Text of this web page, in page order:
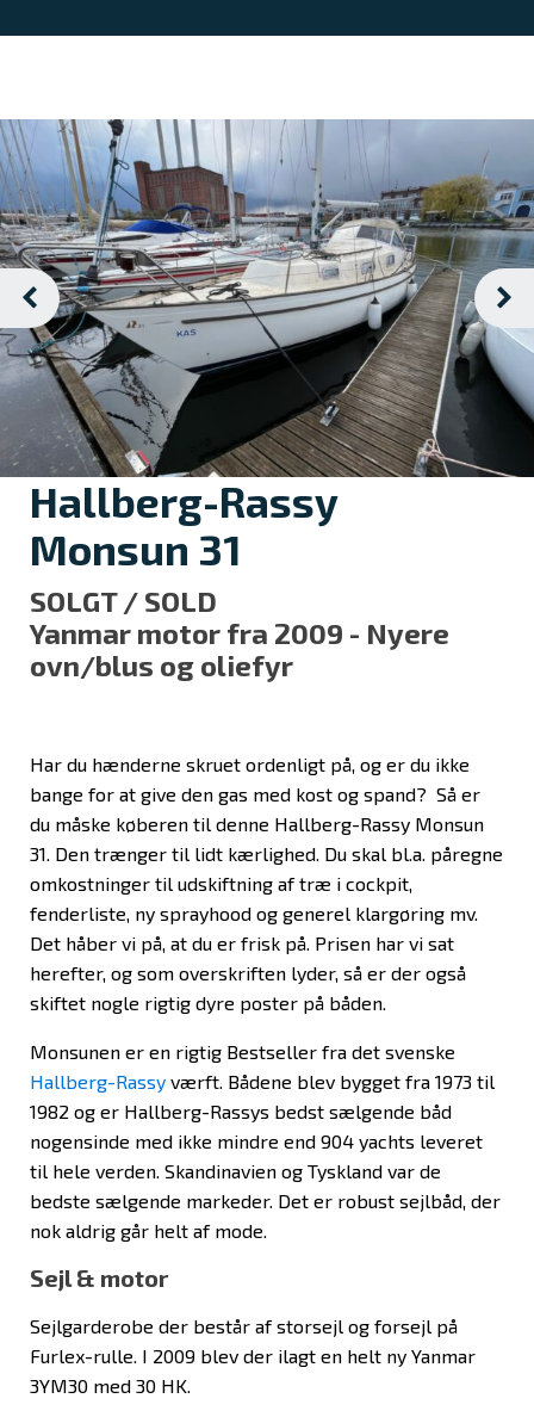
Hallberg-Rassy
Monsun 31
SOLGT / SOLD
Yanmar motor fra 2009 - Nyere
ovn/blus og oliefyr
Har du hænderne skruet ordenligt på, og er du ikke
bange for at give den gas med kost og spand? Så er
du måske køberen til denne Hallberg-Rassy Monsun
31. Den trænger til lidt kærlighed. Du skal bl.a. påregne
omkostninger til udskiftning af træ i cockpit,
fenderliste, ny sprayhood og generel klargøring mv.
Det håber vi på, at du er frisk på. Prisen har vi sat
herefter, og som overskriften lyder, så er der også
skiftet nogle rigtig dyre poster på båden.
Monsunen er en rigtig Bestseller fra det svenske
Hallberg-Rassy værft. Bådene blev bygget fra 1973 til
1982 og er Hallberg-Rassys bedst sælgende båd
nogensinde med ikke mindre end 904 yachts leveret
til hele verden. Skandinavien og Tyskland var de
bedste sælgende markeder. Det er robust sejlbåd, der
nok aldrig går helt af mode.
Sejl & motor
Sejlgarderobe der består af storsejl og forsejl på
Furlex-rulle. I 2009 blev der ilagt en helt ny Yanmar
3YM30 med 30 HK.